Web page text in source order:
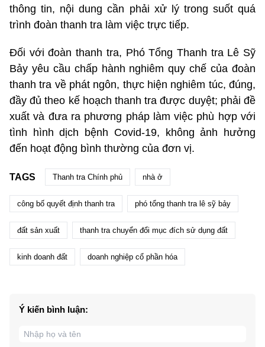
thông tin, nội dung cần phải xử lý trong suốt quá
trình đoàn thanh tra làm việc trực tiếp.
Đối với đoàn thanh tra, Phó Tổng Thanh tra Lê Sỹ
Bảy yêu cầu chấp hành nghiêm quy chế của đoàn
thanh tra về phát ngôn, thực hiện nghiêm túc, đúng,
đầy đủ theo kế hoạch thanh tra được duyệt; phải đề
xuất và đưa ra phương pháp làm việc phù hợp với
tình hình dịch bệnh Covid-19, không ảnh hưởng
đến hoạt động bình thường của đơn vị.
TAGS Thanh tra Chính phủ nhà ở
công bố quyết định thanh tra phó tổng thanh tra lê sỹ bảy
đất sản xuất thanh tra chuyển đổi mục đích sử dụng đất
kinh doanh đất doanh nghiệp cổ phần hóa
Ý kiến bình luận: